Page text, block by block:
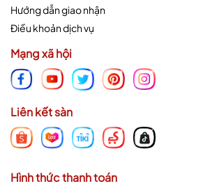
Hướng dẫn giao nhận
Điều khoản dịch vụ
Mạng xã hội
Liên kết sàn
Hình thức thanh toán